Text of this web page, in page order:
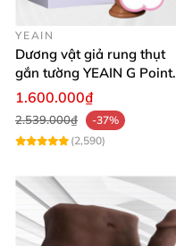
YEAIN
Dương vật giả rung thụt
gắn tường YEAIN G Point
tỏa nhiệt điều khiển từ xa
1.600.000₫
2.539.000₫
-37%
(2,590)